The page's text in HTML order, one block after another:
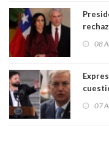
08
07